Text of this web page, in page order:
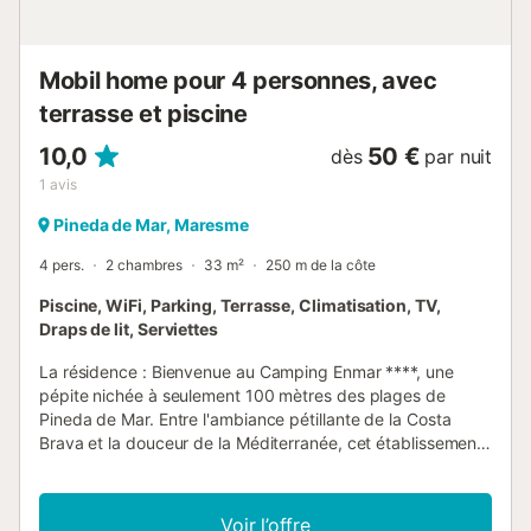
Mobil home pour 4 personnes, avec
terrasse et piscine
10,0
1 avis
dès 50 € par nuit
Pineda de Mar, Maresme
4 pers. 2 chambres 33 m² 250 m de la côte
Piscine, WiFi, Parking, Terrasse, Climatisation, TV,
Draps de lit, Serviettes
La résidence : Bienvenue au Camping Enmar ****, une
pépite nichée à seulement 100 mètres des plages de
Pineda de Mar. Entre l'ambiance pétillante de la Costa
Brava et la douceur de la Méditerranée, cet établissement
festif et résolument familial sous le ciel espagnol. Cadre &
Environnement Situé à Pineda de Mar, au sud de la Costa
Voir l’offre